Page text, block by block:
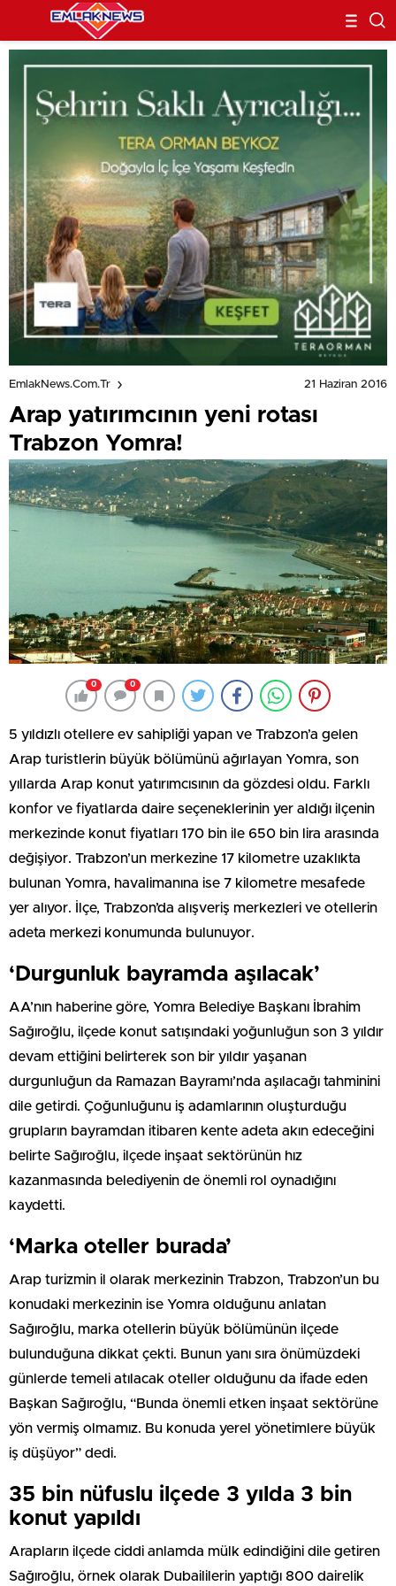
EmlakNews.com.tr 21 Haziran 2016
Arap yatırımcının yeni rotası
Trabzon Yomra!
0 0
5 yıldızlı otellere ev sahipliği yapan ve Trabzon’a gelen
Arap turistlerin büyük bölümünü ağırlayan Yomra, son
yıllarda Arap konut yatırımcısının da gözdesi oldu. Farklı
konfor ve fiyatlarda daire seçeneklerinin yer aldığı ilçenin
merkezinde konut fiyatları 170 bin ile 650 bin lira arasında
değişiyor. Trabzon’un merkezine 17 kilometre uzaklıkta
bulunan Yomra, havalimanına ise 7 kilometre mesafede
yer alıyor. İlçe, Trabzon’da alışveriş merkezleri ve otellerin
adeta merkezi konumunda bulunuyor.
‘Durgunluk bayramda aşılacak’
AA’nın haberine göre, Yomra Belediye Başkanı İbrahim
Sağıroğlu, ilçede konut satışındaki yoğunluğun son 3 yıldır
devam ettiğini belirterek son bir yıldır yaşanan
durgunluğun da Ramazan Bayramı’nda aşılacağı tahminini
dile getirdi. Çoğunluğunu iş adamlarının oluşturduğu
grupların bayramdan itibaren kente adeta akın edeceğini
belirte Sağıroğlu, ilçede inşaat sektörünün hız
kazanmasında belediyenin de önemli rol oynadığını
kaydetti.
‘Marka oteller burada’
Arap turizmin il olarak merkezinin Trabzon, Trabzon’un bu
konudaki merkezinin ise Yomra olduğunu anlatan
Sağıroğlu, marka otellerin büyük bölümünün ilçede
bulunduğuna dikkat çekti. Bunun yanı sıra önümüzdeki
günlerde temeli atılacak oteller olduğunu da ifade eden
Başkan Sağıroğlu, “Bunda önemli etken inşaat sektörüne
yön vermiş olmamız. Bu konuda yerel yönetimlere büyük
iş düşüyor” dedi.
35 bin nüfuslu ilçede 3 yılda 3 bin
konut yapıldı
Arapların ilçede ciddi anlamda mülk edindiğini dile getiren
Sağıroğlu, örnek olarak Dubaililerin yaptığı 800 dairelik